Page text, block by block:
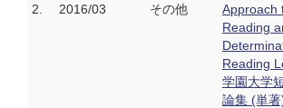
2. 2016/03 その他
Approach
Reading
Reading
学園大学
論集 (単著